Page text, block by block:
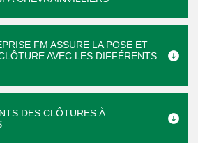
FM ASSURE LA POSE ET
AVEC LES DIFFÉRENTS
DES CLÔTURES À